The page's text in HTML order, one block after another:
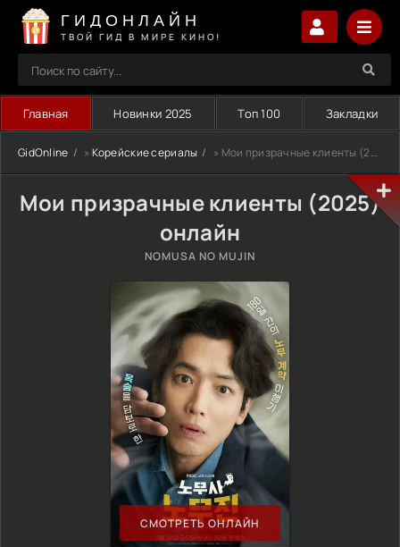
ГИДОНЛАЙН
ТВОЙ ГИД В МИРЕ КИНО!
Главная Новинки 2025 Топ 100 Закладки
GidOnline » Корейские сериалы » Мои призрачные клиенты (2025)
Мои призрачные клиенты (2025)
онлайн
NOMUSA NO MUJIN
СМОТРЕТЬ ОНЛАЙН